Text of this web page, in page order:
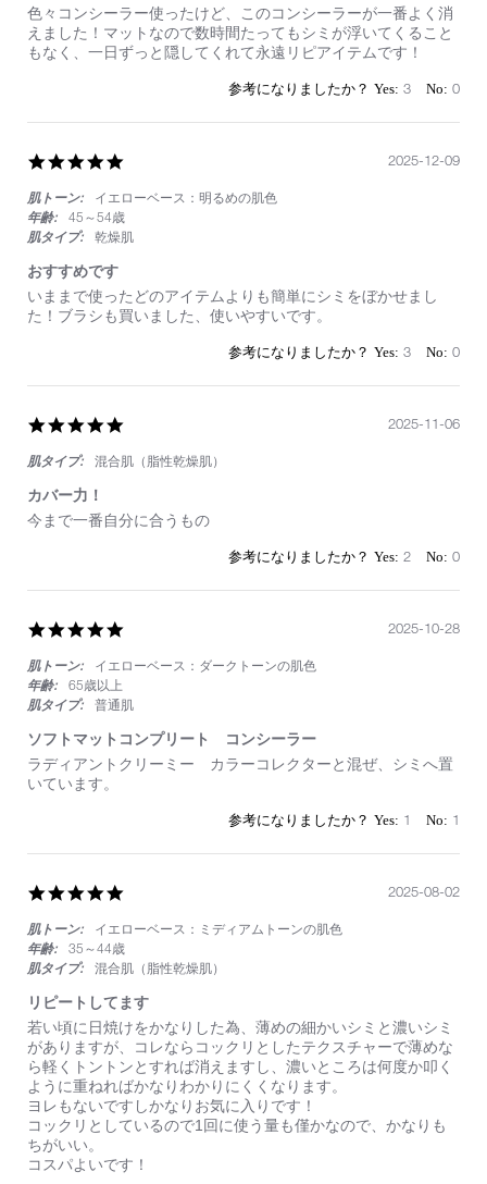
Review
by
on
review
stating
ソ
ッ
コ
シ
ー
ラ
色々コンシーラー使ったけど、このコンシーラーが一番よく消
えました！マットなので数時間たってもシミが浮いてくること
もなく、一日ずっと隠してくれて永遠リピアイテムです！
3 0
rating
肌トーン:
イエローベース：明るめの肌色
年齢:
45～54歳
肌タイプ:
乾燥肌
おすすめです
Review
by
2025
review
stating
め
す
いままで使ったどのアイテムよりも簡単にシミをぼかせまし
た！ブラシも買いました、使いやすいです。
2025-12-09
3 0
rating
肌タイプ:
混合肌（脂性乾燥肌）
カバー力！
Review
Nov
review
ー
今まで一番自分に合うもの
2025-11-06
2 0
rating
肌トーン:
イエローベース：ダークトーンの肌色
年齢:
65歳以上
肌タイプ:
普通肌
ソフトマットコンプリート コンシーラー
Review
by
2025
review
stating
マ
ト
ン
プ
リ
ト
コ
ン
シ
ー
ラ
ー
ラディアントクリーミー カラーコレクターと混ぜ、シミへ置
いています。
2025-10-28
1 1
rating
肌トーン:
イエローベース：ミディアムトーンの肌色
年齢:
35～44歳
肌タイプ:
混合肌（脂性乾燥肌）
リピートしてます
Review
by
on
2
Aug
2025
review
stating
リ
ピ
ー
ト
し
て
ま
若い頃に日焼けをかなりした為、薄めの細かいシミと濃いシミ
がありますが、コレならコックリとしたテクスチャーで薄めな
ら軽くトントンとすれば消えますし、濃いところは何度か叩く
ように重ねればかなりわかりにくくなります。
ヨレもないですしかなりお気に入りです！
コックリとしているので1回に使う量も僅かなので、かなりも
ちがいい。
コスパよいです！
2025-08-02